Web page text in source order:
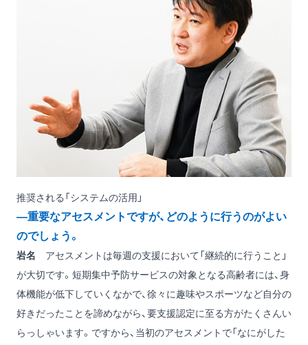
推奨される「システムの活用」
―重要なアセスメントですが、どのように行うのがよい
のでしょう。
岩名 アセスメントは毎週の支援において「継続的に行うこと」
が大切です。短期集中予防サービスの対象となる高齢者には、身
体機能が低下していくなかで、徐々に趣味やスポーツなど自分の
好きだったことを諦めながら、要支援認定に至る方がたくさんい
らっしゃいます。ですから、当初のアセスメントで「なにがした